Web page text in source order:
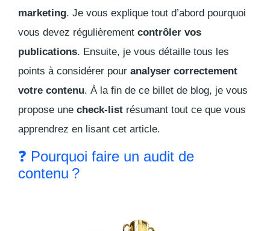
marketing. Je vous explique tout d’abord pourquoi
vous devez régulièrement contrôler vos
publications. Ensuite, je vous détaille tous les
points à considérer pour analyser correctement
votre contenu. À la fin de ce billet de blog, je vous
propose une check-list résumant tout ce que vous
apprendrez en lisant cet article.
❓ Pourquoi faire un audit de
contenu ?